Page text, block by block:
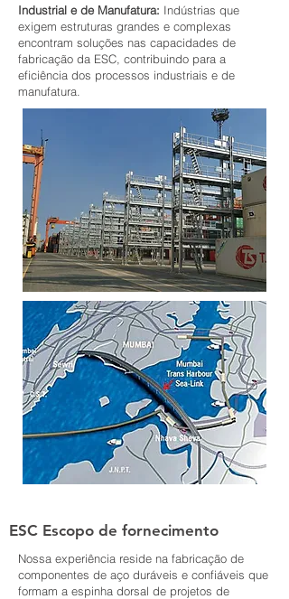
Industrial e de Manufatura: Indústrias que
exigem estruturas grandes e complexas
encontram soluções nas capacidades de
fabricação da ESC, contribuindo para a
eficiência dos processos industriais e de
manufatura.
ESC Escopo de fornecimento
Nossa experiência reside na fabricação de
componentes de aço duráveis e confiáveis que
formam a espinha dorsal de projetos de